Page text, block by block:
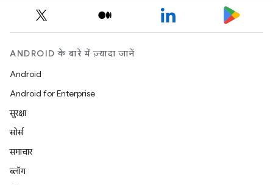
ANDROID के बारे में ज़्यादा जानें
Android
Android for Enterprise
सुरक्षा
सोर्स
समाचार
ब्लॉग